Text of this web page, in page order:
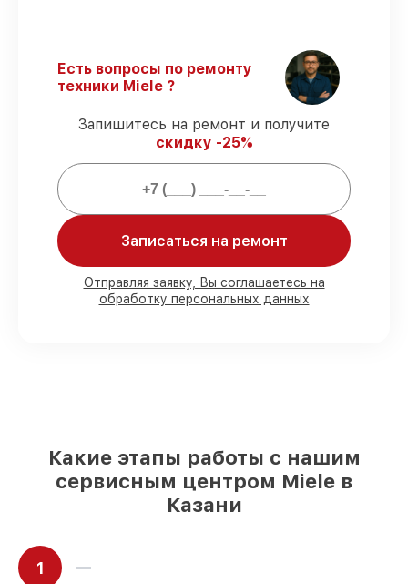
обучение и ежегодную аттестацию, что
подтверждает их уровень мастерства.
Точное соблюдение сроков
–
соблюдаем сроки восстановления
кофемашины CVA7840 EDST/CLST,
согласованные с клиентом.
Сервис с гарантией– предоставляем
официальное гарантийное
сопровождение после починки.
Мы гарантируем:
80%работ с возможностью
работ в течение пары часов, если
мастер приступает к сервису сразу
Есть вопросы по ремонту
техники Miele ?
Запишитесь на ремонт и получите
скидку -25%
Записаться на ремонт
Отправляя заявку, Вы соглашаетесь на
обработку персональных данных
Какие этапы работы с нашим
сервисным центром Miele в
Казани
1